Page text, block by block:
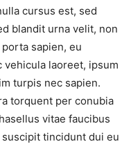
cursus est, sed
blandit urna velit, non
sapien, eu
vehicula laoreet, ipsum
turpis nec sapien.
torquent per conubia
vitae faucibus
tincidunt dui eu